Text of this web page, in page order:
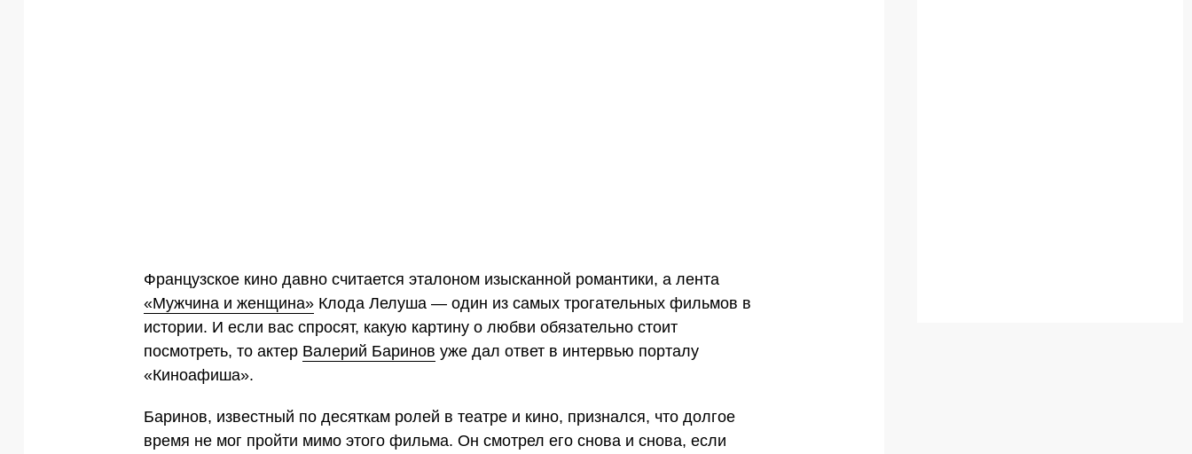
Французское кино давно считается эталоном изысканной романтики, а лента
«Мужчина и женщина» Клода Лелуша — один из самых трогательных фильмов в
истории. И если вас спросят, какую картину о любви обязательно стоит
посмотреть, то актер Валерий Баринов уже дал ответ в интервью порталу
«Киноафиша».
Баринов, известный по десяткам ролей в театре и кино, признался, что долгое
время не мог пройти мимо этого фильма. Он смотрел его снова и снова, если